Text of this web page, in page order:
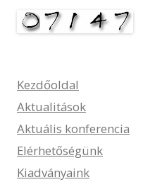
Kezdőoldal
Aktualitások
Aktuális konferencia
Elérhetőségünk
Kiadványaink